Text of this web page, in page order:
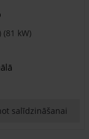
kW)
salīdzināšanai